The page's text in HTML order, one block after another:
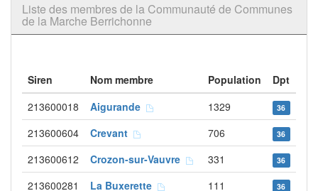
Liste des membres de la Communauté de Communes
de la Marche Berrichonne
Siren Nom membre Population
Dpt
213600018
Aigurande 1329 36
213600604 Crevant 706 36
213600612 Crozon-sur-Vauvre 331 36
213600281 La Buxerette 111 36